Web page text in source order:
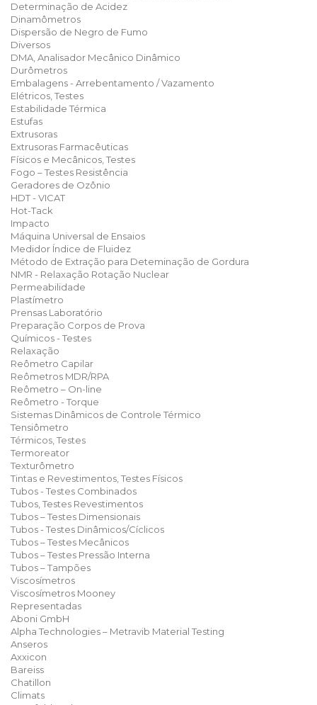
Determinação de Acidez
Dinamômetros
Dispersão de Negro de Fumo
Diversos
DMA, Analisador Mecânico Dinâmico
Durômetros
Embalagens - Arrebentamento / Vazamento
Elétricos, Testes
Estabilidade Térmica
Estufas
Extrusoras
Extrusoras Farmacêuticas
Físicos e Mecânicos, Testes
Fogo – Testes Resistência
Geradores de Ozônio
HDT - VICAT
Hot-Tack
Impacto
Máquina Universal de Ensaios
Medidor Índice de Fluidez
Método de Extração para Deteminação de Gordura
NMR - Relaxação Rotação Nuclear
Permeabilidade
Plastímetro
Prensas Laboratório
Preparação Corpos de Prova
Químicos - Testes
Relaxação
Reômetro Capilar
Reômetros MDR/RPA
Reômetro – On-line
Reômetro - Torque
Sistemas Dinâmicos de Controle Térmico
Tensiômetro
Térmicos, Testes
Termoreator
Texturômetro
Tintas e Revestimentos, Testes Físicos
Tubos - Testes Combinados
Tubos, Testes Revestimentos
Tubos – Testes Dimensionais
Tubos - Testes Dinâmicos/Cíclicos
Tubos – Testes Mecânicos
Tubos – Testes Pressão Interna
Tubos – Tampões
Viscosímetros
Viscosímetros Mooney
Representadas
Aboni GmbH
Alpha Technologies – Metravib Material Testing
Anseros
Axxicon
Bareiss
Chatillon
Climats